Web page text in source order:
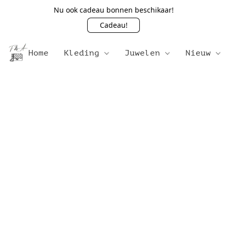
Nu ook cadeau bonnen beschikaar!
Cadeau!
Home Kleding Juwelen Nieuw